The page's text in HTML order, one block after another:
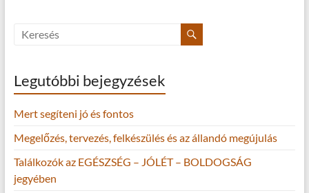
Legutóbbi bejegyzések
Mert segíteni jó és fontos
Megelőzés, tervezés, felkészülés és az állandó megújulás
Találkozók az EGÉSZSÉG – JÓLÉT – BOLDOGSÁG
jegyében